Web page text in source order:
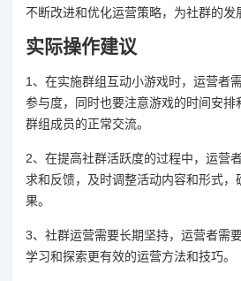
不断改进和优化运营策略，为社群的发
实际操作建议
1、在实施群组互动小游戏时，运营者
参与度，同时也要注意游戏的时间安排
群组成员的正常交流。
2、在提高社群活跃度的过程中，运营
求和反馈，及时调整活动内容和形式，
果。
3、社群运营需要长期坚持，运营者需
学习和探索更有效的运营方法和技巧。